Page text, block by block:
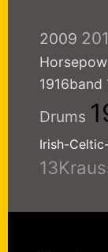
2009
1916band
Drums
Irish-